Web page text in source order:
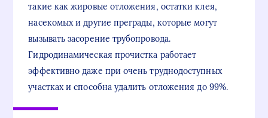
такие как жировые отложения, остатки клея,
насекомых и другие преграды, которые могут
вызывать засорение трубопровода.
Гидродинамическая прочистка работает
эффективно даже при очень труднодоступных
участках и способна удалить отложения до 99%.